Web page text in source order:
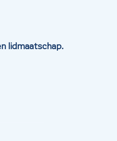
lidmaatschap.